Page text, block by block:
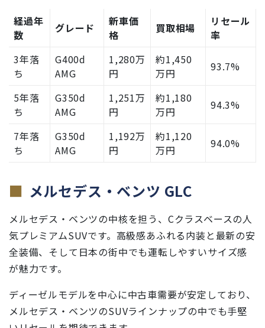
経過年
数
グレード
新車価
格
買取相場
リセール
率
3年落
ち
G400d
AMG
1,280万
円
約1,450
万円
93.7%
5年落
ち
G350d
AMG
1,251万
円
約1,180
万円
94.3%
7年落
ち
G350d
AMG
1,192万
円
約1,120
万円
94.0%
メルセデス・ベンツ GLC
メルセデス・ベンツの中核を担う、Cクラスベースの人
気プレミアムSUVです。高級感あふれる内装と最新の安
全装備、そして日本の街中でも運転しやすいサイズ感
が魅力です。
ディーゼルモデルを中心に中古車需要が安定しており、
メルセデス・ベンツのSUVラインナップの中でも手堅